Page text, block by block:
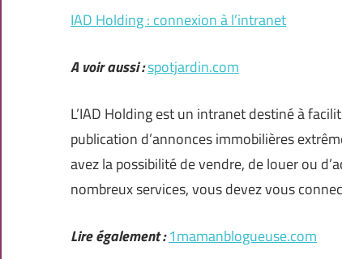
IAD Holding : connexion à l’intranet
A voir aussi :spotjardin.com
L’IAD Holding est un intranet destiné à
publication d’annonces immobilières
avez la possibilité de vendre, de louer ou
nombreux services, vous devez vous
Lire également :1mamanblogueuse.com